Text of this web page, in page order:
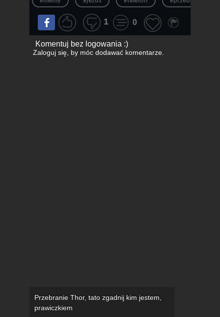
1 0
Komentuj bez logowania :)
Zaloguj się, by móc dodawać komentarze.
Przebranie Thor, tato zgadnij kim jestem,
prawiczkiem